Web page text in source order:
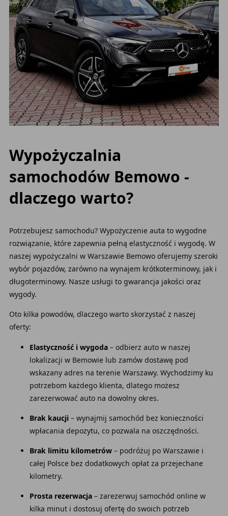
Wypożyczalnia
samochodów Bemowo -
dlaczego warto?
Potrzebujesz samochodu? Wypożyczenie auta to wygodne
rozwiązanie, które zapewnia pełną elastyczność i wygodę. W
naszej wypożyczalni w Warszawie Bemowo oferujemy szeroki
wybór pojazdów, zarówno na wynajem krótkoterminowy, jak i
długoterminowy. Nasze usługi to gwarancja jakości oraz
wygody.
Oto kilka powodów, dlaczego warto skorzystać z naszej
oferty:
Elastyczność i wygoda– odbierz auto w naszej
lokalizacji w Bemowie lub zamów dostawę pod
wskazany adres na terenie Warszawy. Wychodzimy ku
potrzebom każdego klienta, dlatego możesz
zarezerwować auto na dowolny okres.
Brak kaucji– wynajmij samochód bez konieczności
wpłacania depozytu, co pozwala na oszczędności.
Brak limitu kilometrów– podróżuj po Warszawie i
całej Polsce bez dodatkowych opłat za przejechane
kilometry.
Prosta rezerwacja– zarezerwuj samochód online w
kilka minut i dostosuj ofertę do swoich potrzeb